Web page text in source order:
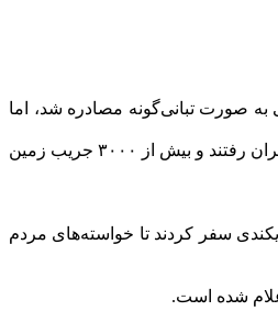
صورت تبانی‌گونه مصادره شد، اما
با این حال، روز سه‌شنبه هفته گذشته، رئیس دفتر گروه طالبان برای ولایت دایکندی به همراه تیمی از کارمندان ریاست زراعت، آبیاری و مالداری، بار دیگر به ولسوالی کجران رفتند و بیش از ۳۰۰۰ جریب زمین
سفر کردند تا خواسته‌های مردم